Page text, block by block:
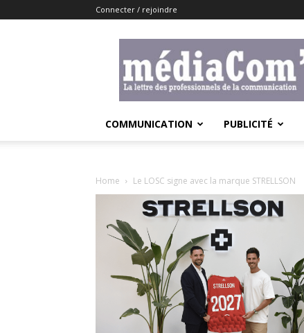
Connecter / rejoindre
COMMUNICATION PUBLICITÉ
Home Le LOSC signe avec la marque STRELLSON